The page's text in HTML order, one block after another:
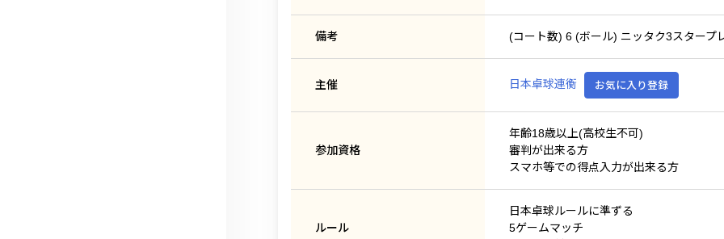
備考 (コート数) 6 (ボール) ニッタク3スタープ
主催 日本卓球連衡 お気に入り登録
参加資格
年齢18歳以上(高校生不可)
審判が出来る方
スマホ等での得点入力が出来る方
ルール
日本卓球ルールに準ずる
5ゲームマッチ